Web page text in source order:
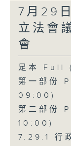
7月29
立法會
會
足本 Full
第一部份
09:00)
第二部份
10:00)
7.29.1 行